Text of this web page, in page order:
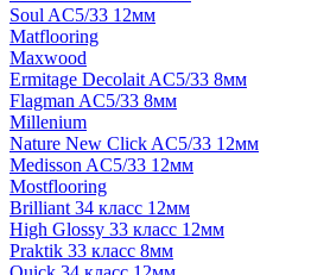
Soul AC5/33 12мм
Matflooring
Maxwood
Ermitage Decolait AC5/33 8мм
Flagman AC5/33 8мм
Millenium
Nature New Click AC5/33 12мм
Medisson AC5/33 12мм
Mostflooring
Brilliant 34 класс 12мм
High Glossy 33 класс 12мм
Praktik 33 класс 8мм